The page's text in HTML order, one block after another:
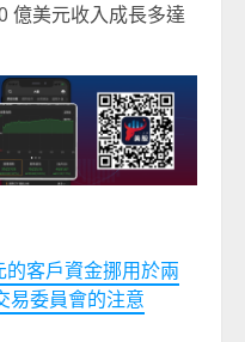
億美元收入成長多達
的客戶資金挪用於兩
易委員會的注意